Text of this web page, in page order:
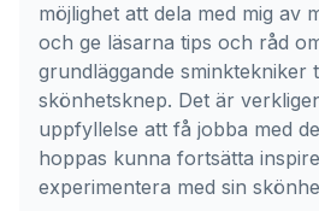
möjlighet att dela med mig av
och ge läsarna tips och råd
grundläggande sminktekniker
skönhetsknep. Det är
uppfyllelse att få jobba med
hoppas kunna fortsätta
experimentera med sin